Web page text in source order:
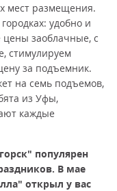
мест размещения.
удобно и
цены заоблачные, с
стимулируем
за подъемник.
на семь подъемов,
из Уфы,
каждые
популярен
В мае
открыл у вас